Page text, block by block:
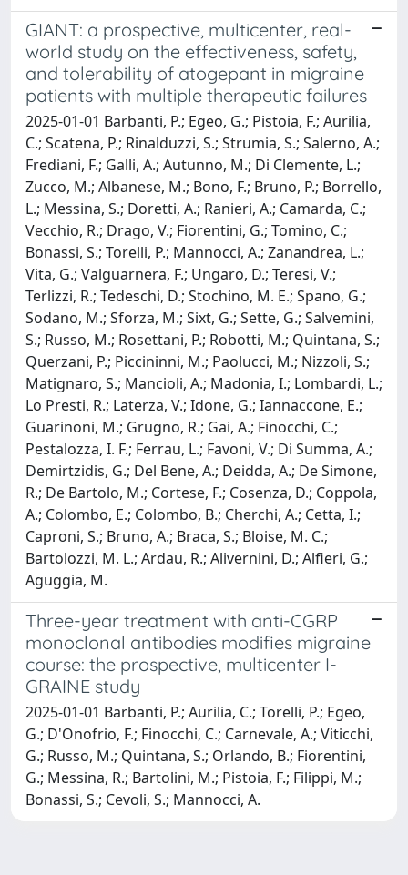
GIANT: a prospective, multicenter, real-
world study on the effectiveness, safety,
and tolerability of atogepant in migraine
patients with multiple therapeutic failures
2025-01-01 Barbanti, P.; Egeo, G.; Pistoia, F.; Aurilia,
C.; Scatena, P.; Rinalduzzi, S.; Strumia, S.; Salerno, A.;
Frediani, F.; Galli, A.; Autunno, M.; Di Clemente, L.;
Zucco, M.; Albanese, M.; Bono, F.; Bruno, P.; Borrello,
L.; Messina, S.; Doretti, A.; Ranieri, A.; Camarda, C.;
Vecchio, R.; Drago, V.; Fiorentini, G.; Tomino, C.;
Bonassi, S.; Torelli, P.; Mannocci, A.; Zanandrea, L.;
Vita, G.; Valguarnera, F.; Ungaro, D.; Teresi, V.;
Terlizzi, R.; Tedeschi, D.; Stochino, M. E.; Spano, G.;
Sodano, M.; Sforza, M.; Sixt, G.; Sette, G.; Salvemini,
S.; Russo, M.; Rosettani, P.; Robotti, M.; Quintana, S.;
Querzani, P.; Piccininni, M.; Paolucci, M.; Nizzoli, S.;
Matignaro, S.; Mancioli, A.; Madonia, I.; Lombardi, L.;
Lo Presti, R.; Laterza, V.; Idone, G.; Iannaccone, E.;
Guarinoni, M.; Grugno, R.; Gai, A.; Finocchi, C.;
Pestalozza, I. F.; Ferrau, L.; Favoni, V.; Di Summa, A.;
Demirtzidis, G.; Del Bene, A.; Deidda, A.; De Simone,
R.; De Bartolo, M.; Cortese, F.; Cosenza, D.; Coppola,
A.; Colombo, E.; Colombo, B.; Cherchi, A.; Cetta, I.;
Caproni, S.; Bruno, A.; Braca, S.; Bloise, M. C.;
Bartolozzi, M. L.; Ardau, R.; Alivernini, D.; Alfieri, G.;
Aguggia, M.
Three-year treatment with anti-CGRP
monoclonal antibodies modifies migraine
course: the prospective, multicenter I-
GRAINE study
2025-01-01 Barbanti, P.; Aurilia, C.; Torelli, P.; Egeo,
G.; D'Onofrio, F.; Finocchi, C.; Carnevale, A.; Viticchi,
G.; Russo, M.; Quintana, S.; Orlando, B.; Fiorentini,
G.; Messina, R.; Bartolini, M.; Pistoia, F.; Filippi, M.;
Bonassi, S.; Cevoli, S.; Mannocci, A.